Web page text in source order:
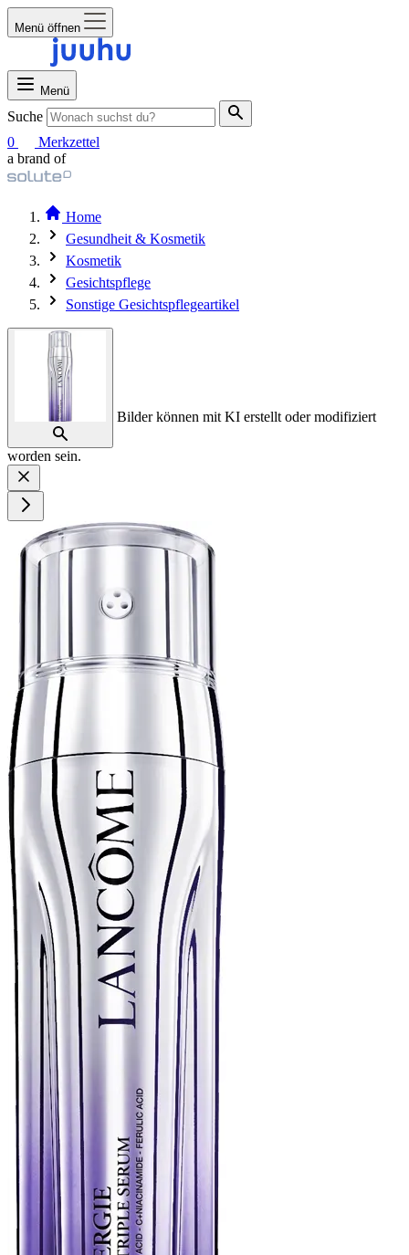
Menü öffnen
Menü
Suche
0
Merkzettel
a brand of
Home
Gesundheit & Kosmetik
Kosmetik
Gesichtspflege
Sonstige Gesichtspflegeartikel
Bilder können mit KI erstellt oder modifiziert
worden sein.